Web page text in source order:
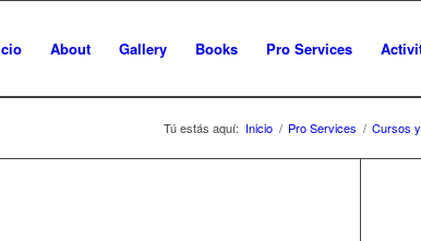
About Gallery Books Pro Services
Tú estás aquí: Inicio / Pro Services / Cursos